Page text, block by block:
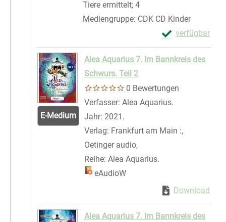
Tiere ermittelt; 4
Mediengruppe: CDK CD Kinder
verfügbar
Exemplar-
Zum Download
E-Medium
Alea Aquarius 7. Im Bannkreis des
Schwurs. Teil 2
0 Bewertungen
Verfasser: Alea Aquarius.
Jahr: 2021.
Verlag: Frankfurt am Main :,
Oetinger audio,
Reihe: Alea Aquarius.
Mediengruppe:
eAudioW
Zum Download
Download
Alea Aquarius 7. Im Bannkreis des